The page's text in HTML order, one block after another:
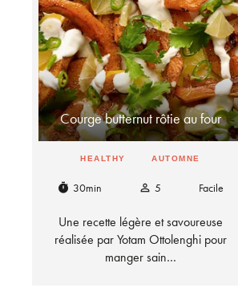
Courge butternut rôtie au four
HEALTHY AUTOMNE
timer 30min person_outline 5 Facile
Une recette légère et savoureuse
réalisée par Yotam Ottolenghi pour
manger sain…